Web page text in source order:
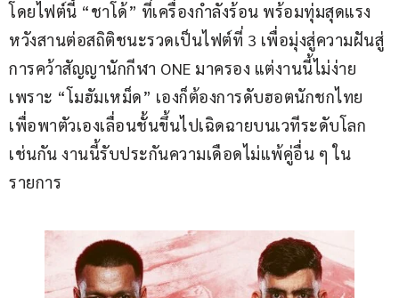
โดยไฟต์นี้ “ชาโด้” ที่เครื่องกำลังร้อน พร้อมทุ่มสุดแรง
หวังสานต่อสถิติชนะรวดเป็นไฟต์ที่ 3 เพื่อมุ่งสู่ความฝันสู่
การคว้าสัญญานักกีฬา ONE มาครอง แต่งานนี้ไม่ง่าย
เพราะ “โมฮัมเหม็ด” เองก็ต้องการดับฮอตนักชกไทย
เพื่อพาตัวเองเลื่อนชั้นขึ้นไปเฉิดฉายบนเวทีระดับโลก
เช่นกัน งานนี้รับประกันความเดือดไม่แพ้คู่อื่น ๆ ใน
รายการ